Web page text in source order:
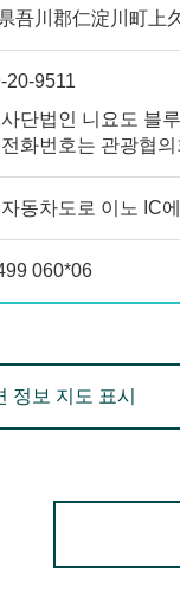
吾川郡仁淀川町上
20-9511
단법인 니요도 블
화번호는 관광협의
동차도로 이노 IC
060*06
정보 지도 표시